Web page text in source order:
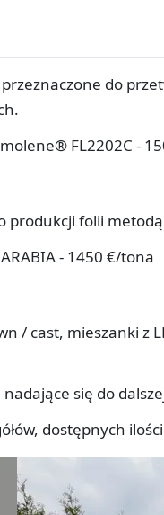
do
FL2202C -
produkcji folii
- 1450 €/tona
/ cast, mieszanki z
się do
dostępnych